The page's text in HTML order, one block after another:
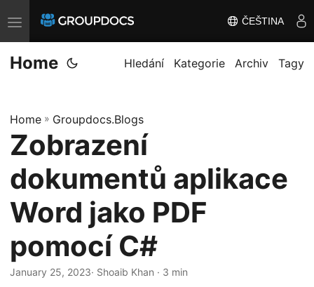
T
o
g
e
n
v
i
g
a
t
i
ČEŠTINA
Home Hledání Kategorie Archiv Tagy
Home » Groupdocs.Blogs
Zobrazení
dokumentů aplikace
Word jako PDF
pomocí C#
January 25, 2023· Shoaib Khan · 3 min